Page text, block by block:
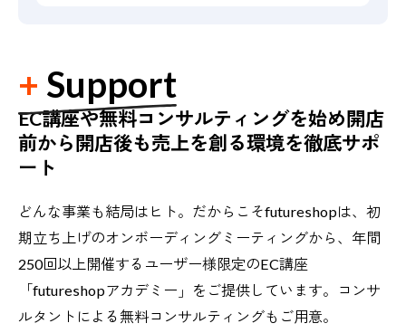
Support
EC講座や無料コンサルティングを始め 開店
前から開店後も売上を創る環境を徹底サポ
ート
どんな事業も結局はヒト。だからこそfutureshopは、初
期立ち上げのオンボーディングミーティングから、年間
250回以上開催するユーザー様限定のEC講座
「futureshopアカデミー」をご提供しています。コンサ
ルタントによる無料コンサルティングもご用意。